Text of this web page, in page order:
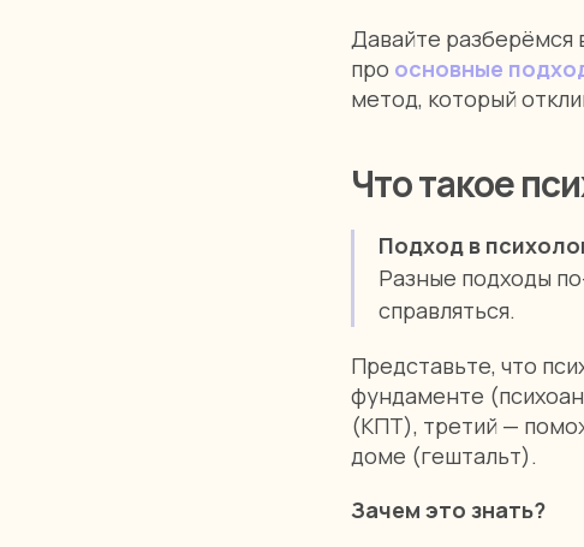
Давайте
про основные
метод, который
Что такое
Подход в
Разные подходы
справляться.
Представьте, что
фундаменте
(КПТ), третий —
доме (гештальт).
Зачем это знать?